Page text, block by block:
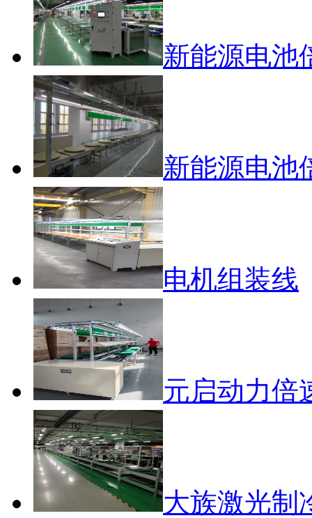
新能源电池
新能源电池
电机组装线
元启动力倍
大族激光制